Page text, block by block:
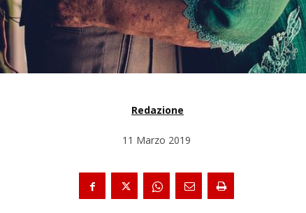
Redazione
11 Marzo 2019